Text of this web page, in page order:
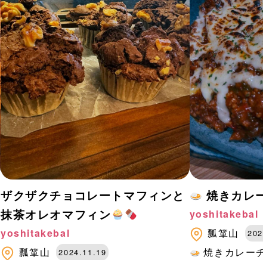
ザクザクチョコレートマフィンと
抹茶オレオマフィン
yoshitakebal
瓢箪山
2024.11.19
焼きカレ
yoshitakebal
瓢箪山
焼きカレー